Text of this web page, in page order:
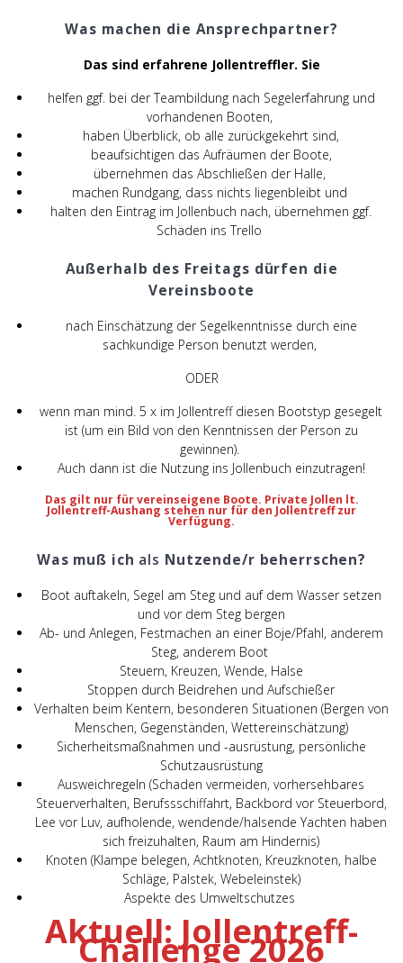
Was machen die Ansprechpartner?
Das sind erfahrene Jollentreffler. Sie
helfen ggf. bei der Teambildung nach Segelerfahrung und
vorhandenen Booten,
haben Überblick, ob alle zurückgekehrt sind,
beaufsichtigen das Aufräumen der Boote,
übernehmen das Abschließen der Halle,
machen Rundgang, dass nichts liegenbleibt und
halten den Eintrag im Jollenbuch nach, übernehmen ggf.
Schäden ins Trello
Außerhalb des Freitags dürfen die
Vereinsboote
nach Einschätzung der Segelkenntnisse durch eine
sachkundige Person benutzt werden,
ODER
wenn man mind. 5 x im Jollentreff diesen Bootstyp gesegelt
ist (um ein Bild von den Kenntnissen der Person zu
gewinnen).
Auch dann ist die Nutzung ins Jollenbuch einzutragen!
Das gilt nur für vereinseigene Boote. Private Jollen lt.
Jollentreff-Aushang stehen nur für den Jollentreff zur
Verfügung.
Was muß ich als Nutzende/r beherrschen?
Boot auftakeln, Segel am Steg und auf dem Wasser setzen
und vor dem Steg bergen
Ab- und Anlegen, Festmachen an einer Boje/Pfahl, anderem
Steg, anderem Boot
Steuern, Kreuzen, Wende, Halse
Stoppen durch Beidrehen und Aufschießer
Verhalten beim Kentern, besonderen Situationen (Bergen von
Menschen, Gegenständen, Wettereinschätzung)
Sicherheitsmaßnahmen und -ausrüstung, persönliche
Schutzausrüstung
Ausweichregeln (Schaden vermeiden, vorhersehbares
Steuerverhalten, Berufssschiffahrt, Backbord vor Steuerbord,
Lee vor Luv, aufholende, wendende/halsende Yachten haben
sich freizuhalten, Raum am Hindernis)
Knoten (Klampe belegen, Achtknoten, Kreuzknoten, halbe
Schläge, Palstek, Webeleinstek)
Aspekte des Umweltschutzes
Aktuell: Jollentreff-
Challenge 2026